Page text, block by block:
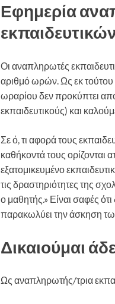
Εφημερία
Οι αναπληρωτές
αριθμό ωρών. Ως εκ τούτου
ωραρίου δεν προκύπτει από
εκπαιδευτικούς) και
Σε ό, τι αφορά τους
καθήκοντά τους
εξατομικευμένο
τις δραστηριότητες της
ο μαθητής.» Είναι σαφές
παρακωλύει την άσκηση
Δικαιούμαι
Ως αναπληρωτής/τρια